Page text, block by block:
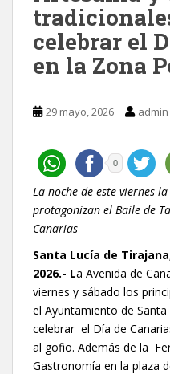
celebrar el
en la Zona
29 mayo, 2026 admin
0
La noche de este viernes
protagonizan el Baile de
Canarias
Santa Lucía de
2026.- La Avenida de
viernes y sábado los
el Ayuntamiento de
celebrar el Día de
al gofio. Además de la
Gastronomía en la plaza